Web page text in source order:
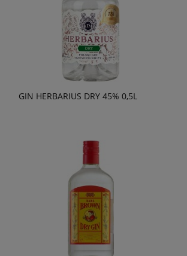
GIN HERBARIUS DRY 45% 0,5L